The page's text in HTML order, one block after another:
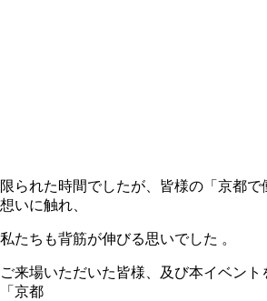
限られた時間でしたが、皆様の「京都
想いに触れ、
私たちも背筋が伸びる思いでした 。
ご来場いただいた皆様、及び本イベント
「京都